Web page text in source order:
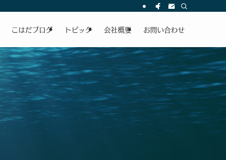
こはだブログ トピック 会社概要 お問い合わせ